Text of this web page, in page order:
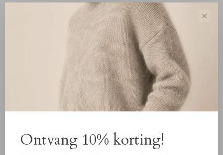
Nepal, waar vakmanschap en kwaliteit samenkomen. De
licht gevilte structuur voelt uitzonderlijk zacht aan en
biedt optimale warmte zonder zwaar te zijn. De subtiele
franjes aan de uiteinden geven de shawl een klassieke en
Draag de shawl los over een mantel, wikkel hem
comfortabel om de hals of combineer hem met een fijne
knit voor een luxe ton-sur-ton look. Dankzij de royale
afmetingen is dit een veelzijdig accessoire voor elk
✔ Vervaardigd van 100% cashmere
✕
Ontvang 10% korting!